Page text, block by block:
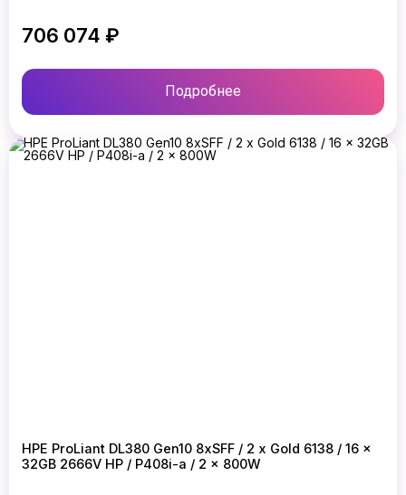
706 074 ₽
Подробнее
HPE ProLiant DL380 Gen10 8xSFF / 2 x Gold 6138 / 16 x
32GB 2666V HP / P408i-a / 2 x 800W